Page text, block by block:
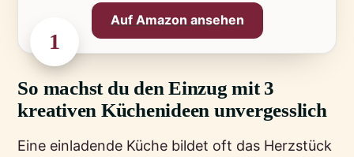
1
So machst du den Einzug mit 3
kreativen Küchenideen unvergesslich
Eine einladende Küche bildet oft das Herzstück
Auf Amazon ansehen